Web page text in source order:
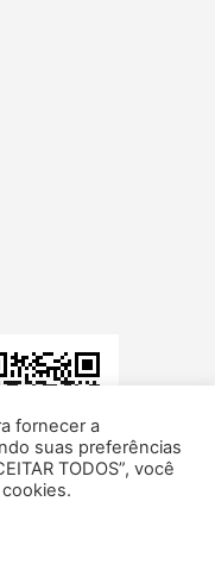
fornecer a
suas preferências
TODOS”, você